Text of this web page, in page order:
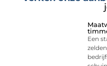
Een